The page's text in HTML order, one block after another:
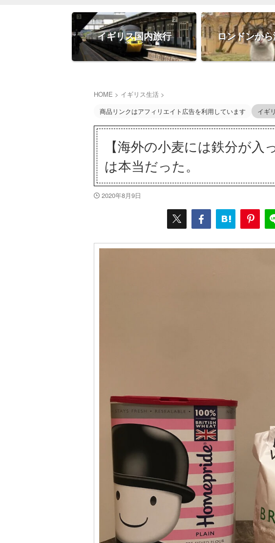
イギリス国内旅行 ロンドンか
HOME > イギリス生活 >
商品リンクはアフィリエイト広告を利用しています
イギ
【海外の小麦には鉄分が
は本当だった。
2020年8月9日